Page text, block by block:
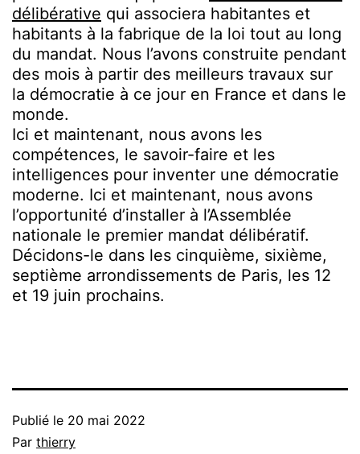
délibérative qui associera habitantes et
habitants à la fabrique de la loi tout au long
du mandat. Nous l’avons construite pendant
des mois à partir des meilleurs travaux sur
la démocratie à ce jour en France et dans le
monde.
Ici et maintenant, nous avons les
compétences, le savoir-faire et les
intelligences pour inventer une démocratie
moderne. Ici et maintenant, nous avons
l’opportunité d’installer à l’Assemblée
nationale le premier mandat délibératif.
Décidons-le dans les cinquième, sixième,
septième arrondissements de Paris, les 12
et 19 juin prochains.
Publié le 20 mai 2022
Par thierry